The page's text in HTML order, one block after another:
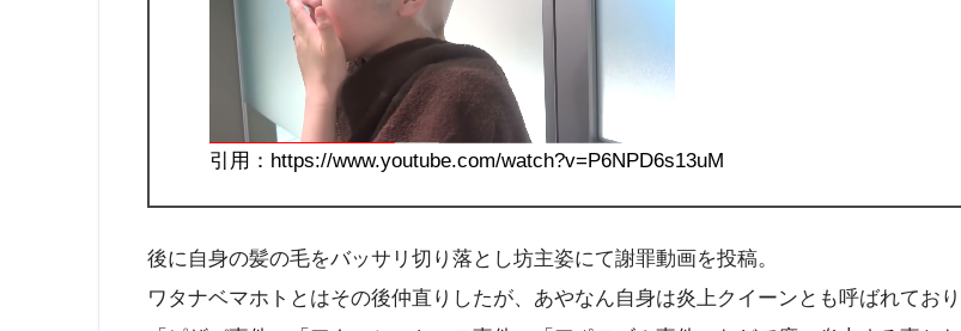
引用：https://www.youtube.com/watch?v=P6NPD6s13uM
後に自身の髪の毛をバッサリ切り落とし坊主姿にて謝罪動画を投稿。
ワタナベマホトとはその後仲直りしたが、あやなん自身は炎上クイーンとも呼ばれており